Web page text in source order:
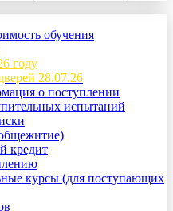
обучения
году
28.07.26
о поступлении
испытаний
кредит
курсы (для поступающих